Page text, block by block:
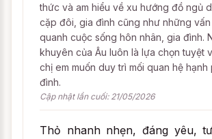
thức và am hiểu về xu hướng đồ ngủ
cặp đôi, gia đình cũng như những
quanh cuộc sống hôn nhân, gia đình.
khuyên của Âu luôn là lựa chọn tuyệt
chị em muốn duy trì mối quan hệ hạnh
đình.
Cập nhật lần cuối: 21/05/2026
Thỏ nhanh nhẹn, đáng yêu,